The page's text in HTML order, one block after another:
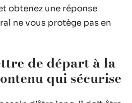
obtenez une réponse
ne vous protège pas en
de départ à la
qui sécurise